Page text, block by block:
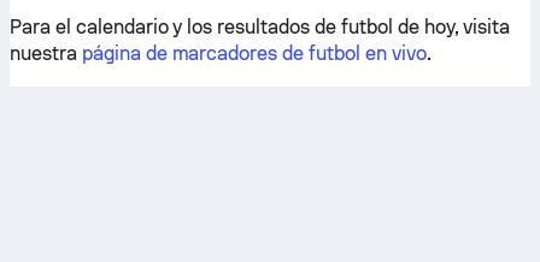
Para el calendario y los resultados de futbol de hoy, visita
nuestra página de marcadores de futbol en vivo.